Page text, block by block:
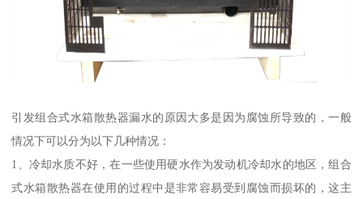
引发组合式水箱散热器漏水的原因大多是因为腐蚀所导致的，一般
情况下可以分为以下几种情况：
1、冷却水质不好，在一些使用硬水作为发动机冷却水的地区，组合
式水箱散热器在使用的过程中是非常容易受到腐蚀而损坏的，这主